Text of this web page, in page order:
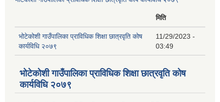
मिति
भोटेकोशी गाउँपालिका प्राविधिक शिक्षा छात्रवृति कोष
कार्यविधि २०७९
11/29/2023 -
03:49
भोटेकोशी गाउँपालिका प्राविधिक शिक्षा छात्रवृति कोष
कार्यविधि २०७९